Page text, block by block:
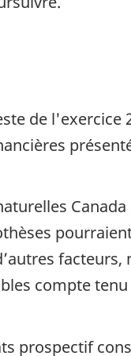
de l'exercice
Canada
compte
prospectif